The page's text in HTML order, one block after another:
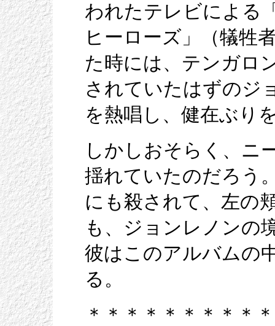
われたテレビによる
ヒーローズ」（犠牲
た時には、テンガロ
されていたはずのジ
を熱唱し、健在ぶり
しかしおそらく、ニ
揺れていたのだろう
にも殺されて、左の
も、ジョンレノンの
彼はこのアルバムの
る。
＊＊＊＊＊＊＊＊＊